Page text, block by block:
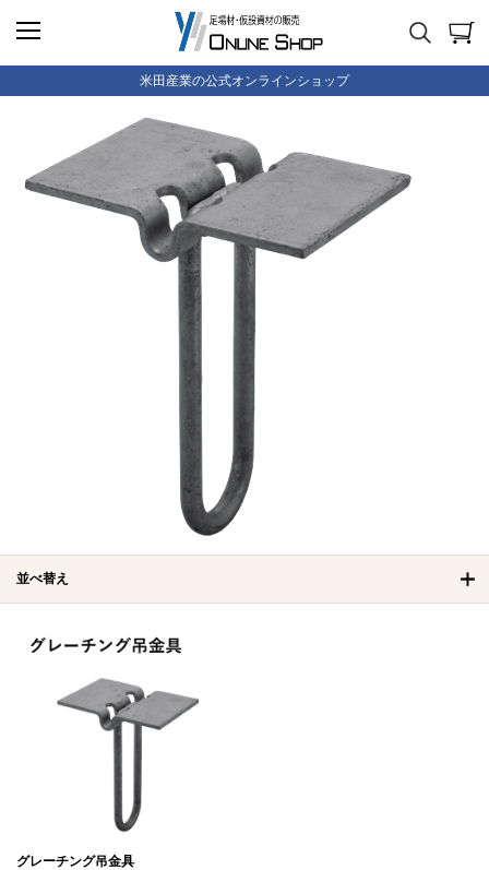
米田産業の公式オンラインショップ
並べ替え
グレーチング吊金具